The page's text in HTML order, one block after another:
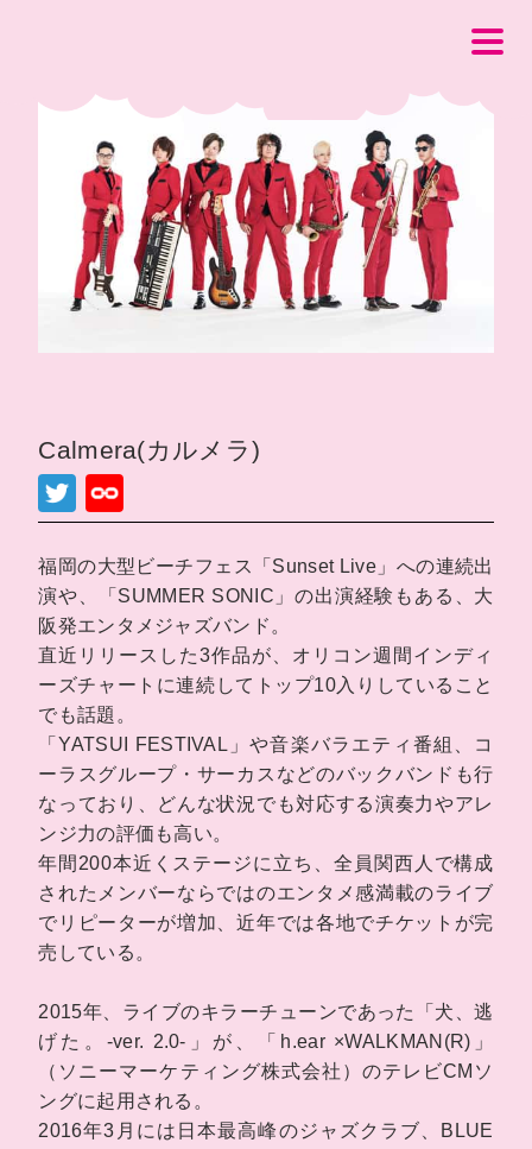
Calmera(カルメラ)
福岡の大型ビーチフェス「Sunset Live」への連続出
演や、「SUMMER SONIC」の出演経験もある、大
阪発エンタメジャズバンド。
直近リリースした3作品が、オリコン週間インディ
ーズチャートに連続してトップ10入りしていること
でも話題。
「YATSUI FESTIVAL」や音楽バラエティ番組、コ
ーラスグループ・サーカスなどのバックバンドも行
なっており、どんな状況でも対応する演奏力やアレ
ンジ力の評価も高い。
年間200本近くステージに立ち、全員関西人で構成
されたメンバーならではのエンタメ感満載のライブ
でリピーターが増加、近年では各地でチケットが完
売している。
2015年、ライブのキラーチューンであった「犬、逃
げた。-ver. 2.0-」が、「h.ear ×WALKMAN(R)」
（ソニーマーケティング株式会社）のテレビCMソ
ングに起用される。
2016年3月には日本最高峰のジャズクラブ、BLUE